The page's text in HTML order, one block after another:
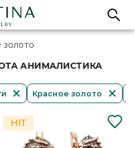
золото
АНИМАЛИСТИКА
Красное золото